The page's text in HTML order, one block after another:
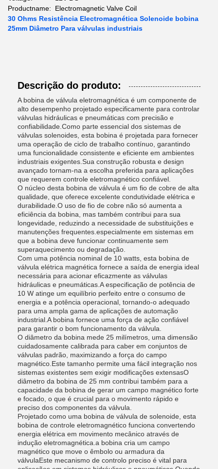
Productname:
Electromagnetic Valve Coil
30 Ohms Resistência Electromagnética Solenoide bobina
25mm Diâmetro Para válvulas industriais
Descrição do produto:
A bobina de válvula eletromagnética é um componente de
alto desempenho projetado especificamente para controlar
válvulas hidráulicas e pneumáticas com precisão e
confiabilidade.Como parte essencial dos sistemas de
válvulas solenoides, esta bobina é projetada para fornecer
uma operação de ciclo de trabalho contínuo, garantindo
uma funcionalidade consistente e eficiente em ambientes
industriais exigentes.Sua construção robusta e design
avançado tornam-na a escolha preferida para aplicações
que requerem controle eletromagnético confiável.
O núcleo desta bobina de válvula é um fio de cobre de alta
qualidade, que oferece excelente condutividade elétrica e
durabilidade.O uso de fio de cobre não só aumenta a
eficiência da bobina, mas também contribui para sua
longevidade, reduzindo a necessidade de substituições e
manutenções frequentes.especialmente em sistemas em
que a bobina deve funcionar continuamente sem
superaquecimento ou degradação.
Com uma potência nominal de 10 watts, esta bobina de
válvula elétrica magnética fornece a saída de energia ideal
necessária para acionar eficazmente as válvulas
hidráulicas e pneumáticas.A especificação de potência de
10 W atinge um equilíbrio perfeito entre o consumo de
energia e a potência operacional, tornando-o adequado
para uma ampla gama de aplicações de automação
industrial.A bobina fornece uma força de ação confiável
para garantir o bom funcionamento da válvula.
O diâmetro da bobina mede 25 milímetros, uma dimensão
cuidadosamente calibrada para caber em conjuntos de
válvulas padrão, maximizando a força do campo
magnético.Este tamanho permite uma fácil integração nos
sistemas existentes sem exigir modificações extensasO
diâmetro da bobina de 25 mm contribui também para a
capacidade da bobina de gerar um campo magnético forte
e focado, o que é crucial para o movimento rápido e
preciso dos componentes da válvula.
Projetado como uma bobina de válvula de solenoide, esta
bobina de controle eletromagnético funciona convertendo
energia elétrica em movimento mecânico através de
indução eletromagnética.a bobina cria um campo
magnético que move o êmbolo ou armadura da
válvulaEste mecanismo de controlo preciso é vital para